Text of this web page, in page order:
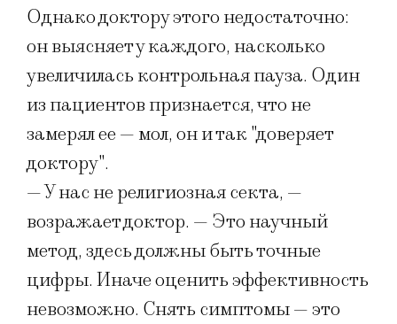
Однако доктору этого недостаточно:
он выясняет у каждого, насколько
увеличилась контрольная пауза. Один
из пациентов признается, что не
замерял ее — мол, он и так "доверяет
доктору".
— У нас не религиозная секта, —
возражает доктор. — Это научный
метод, здесь должны быть точные
цифры. Иначе оценить эффективность
невозможно. Снять симптомы — это